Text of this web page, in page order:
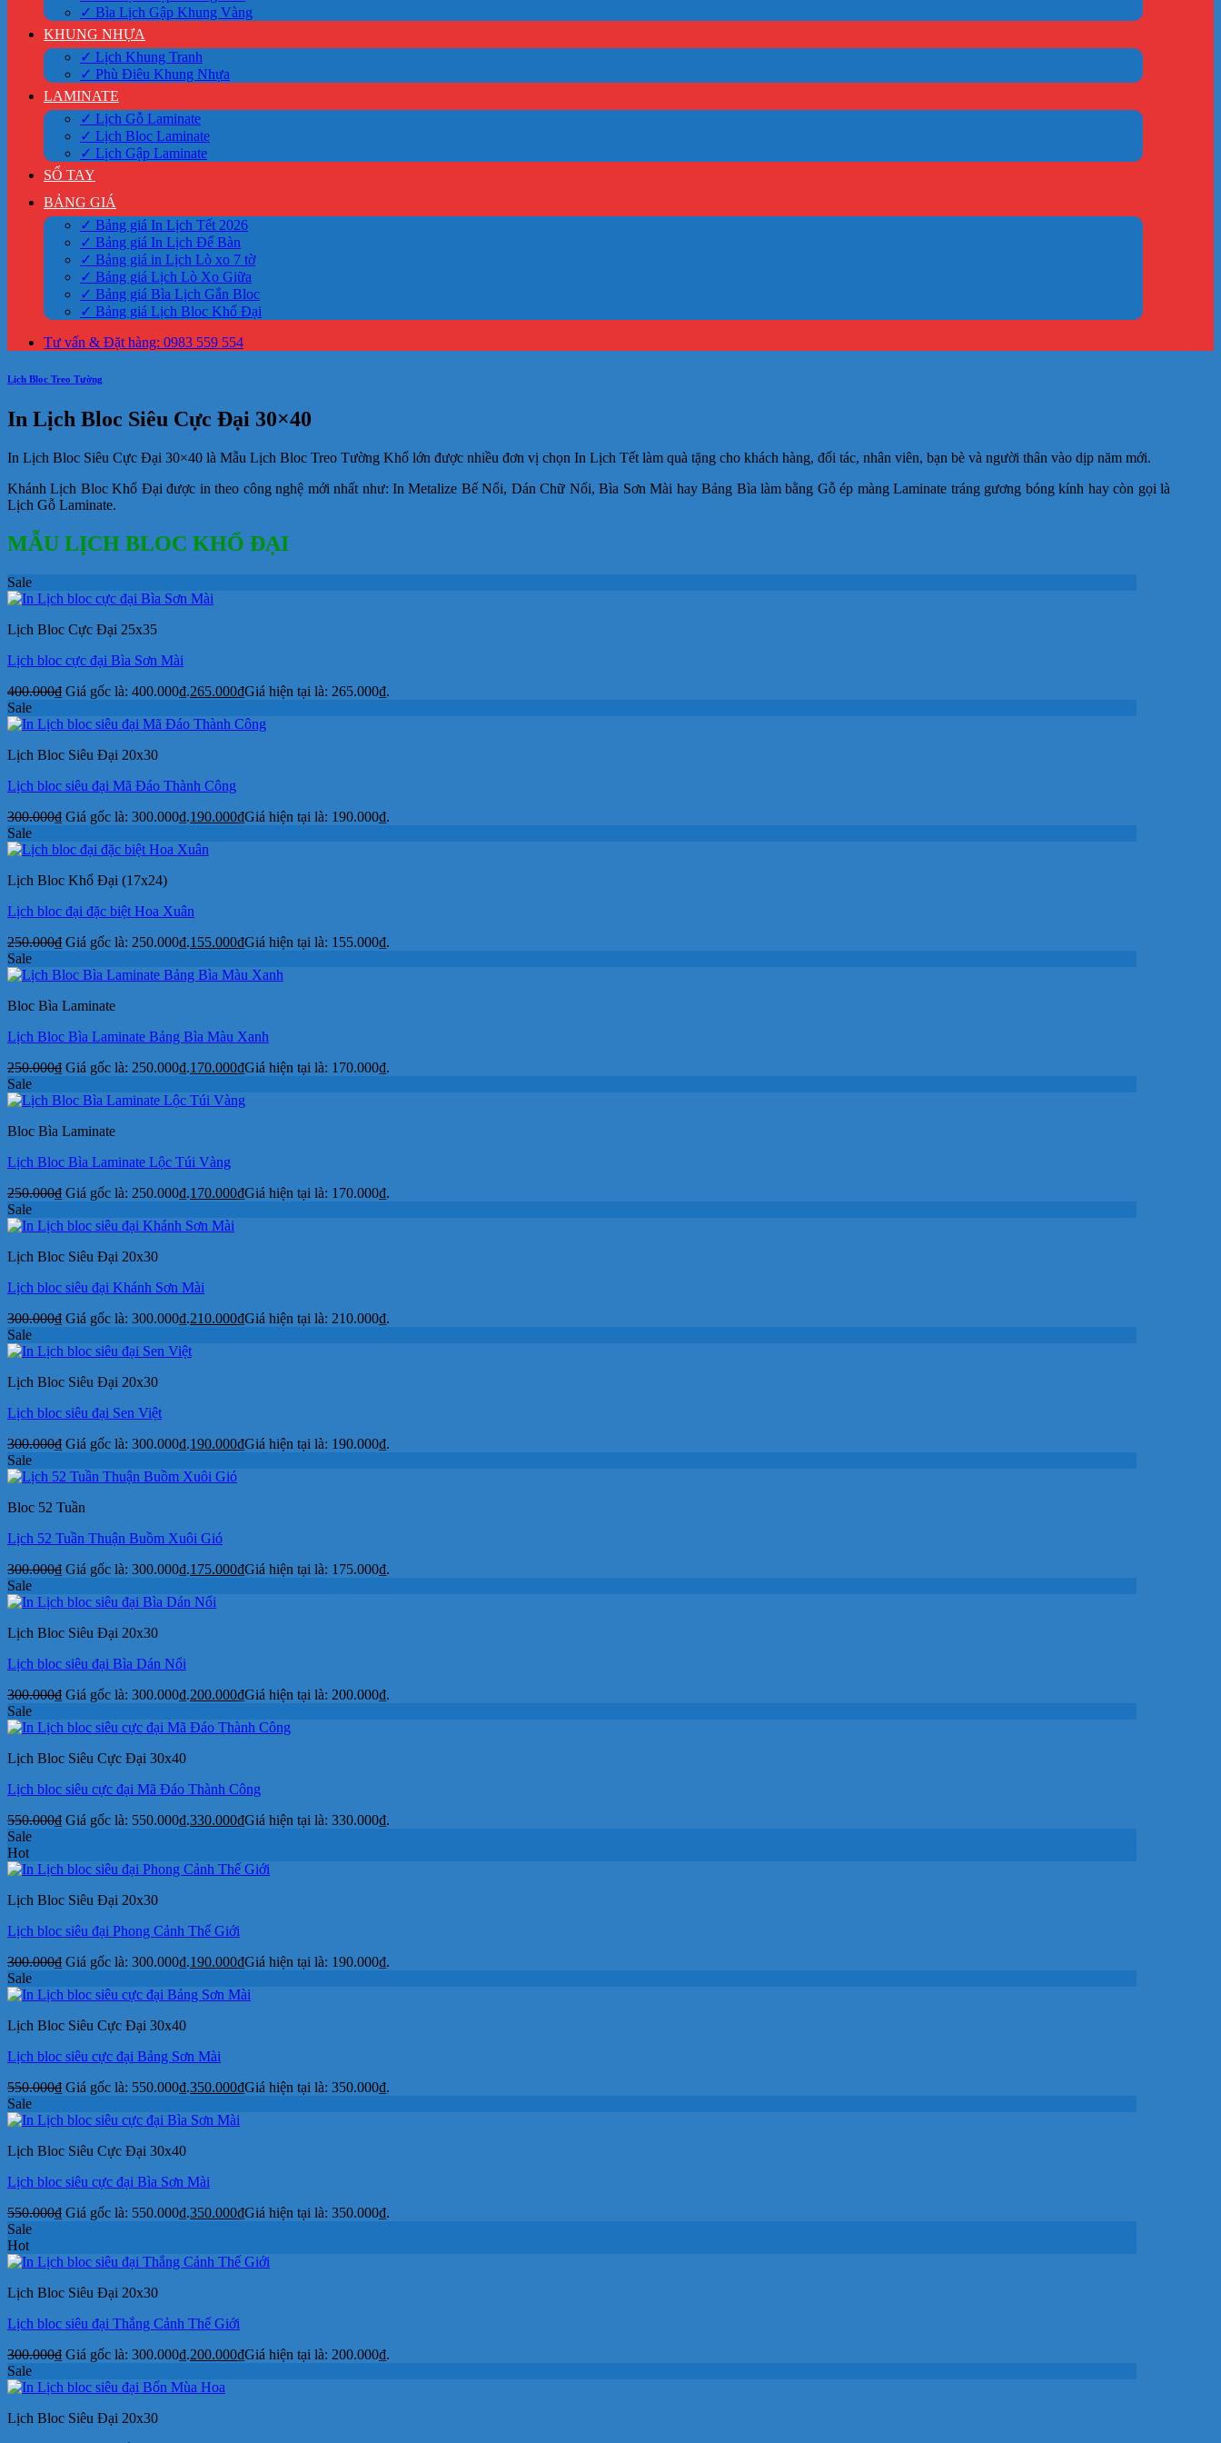
✓ Bìa Lịch Gập Khung Vàng
KHUNG NHỰA
✓ Lịch Khung Tranh
✓ Phù Điêu Khung Nhựa
LAMINATE
✓ Lịch Gỗ Laminate
✓ Lịch Bloc Laminate
✓ Lịch Gập Laminate
SỔ TAY
BẢNG GIÁ
✓ Bảng giá In Lịch Tết 2026
✓ Bảng giá In Lịch Để Bàn
✓ Bảng giá in Lịch Lò xo 7 tờ
✓ Bảng giá Lịch Lò Xo Giữa
✓ Bảng giá Bìa Lịch Gắn Bloc
✓ Bảng giá Lịch Bloc Khổ Đại
Tư vấn & Đặt hàng: 0983 559 554
Lịch Bloc Treo Tường
In Lịch Bloc Siêu Cực Đại 30×40
In Lịch Bloc Siêu Cực Đại 30×40 là Mẫu Lịch Bloc Treo Tường Khổ lớn được nhiều đơn vị chọn In Lịch Tết làm quà tặng cho khách hàng, đối tác, nhân viên, bạn bè và người thân vào dịp năm mới.
Khánh Lịch Bloc Khổ Đại được in theo công nghệ mới nhất như: In Metalize Bế Nổi, Dán Chữ Nổi, Bìa Sơn Mài hay Bảng Bìa làm bằng Gỗ ép màng Laminate tráng gương bóng kính hay còn gọi là
Lịch Gỗ Laminate.
MẪU LỊCH BLOC KHỔ ĐẠI
Sale
Lịch Bloc Cực Đại 25x35
Lịch bloc cực đại Bìa Sơn Mài
400.000₫ Giá gốc là: 400.000₫.265.000₫Giá hiện tại là: 265.000₫.
Sale
Lịch Bloc Siêu Đại 20x30
Lịch bloc siêu đại Mã Đáo Thành Công
300.000₫ Giá gốc là: 300.000₫.190.000₫Giá hiện tại là: 190.000₫.
Sale
Lịch Bloc Khổ Đại (17x24)
Lịch bloc đại đặc biệt Hoa Xuân
250.000₫ Giá gốc là: 250.000₫.155.000₫Giá hiện tại là: 155.000₫.
Sale
Bloc Bìa Laminate
Lịch Bloc Bìa Laminate Bảng Bìa Màu Xanh
250.000₫ Giá gốc là: 250.000₫.170.000₫Giá hiện tại là: 170.000₫.
Sale
Bloc Bìa Laminate
Lịch Bloc Bìa Laminate Lộc Túi Vàng
250.000₫ Giá gốc là: 250.000₫.170.000₫Giá hiện tại là: 170.000₫.
Sale
Lịch Bloc Siêu Đại 20x30
Lịch bloc siêu đại Khánh Sơn Mài
300.000₫ Giá gốc là: 300.000₫.210.000₫Giá hiện tại là: 210.000₫.
Sale
Lịch Bloc Siêu Đại 20x30
Lịch bloc siêu đại Sen Việt
300.000₫ Giá gốc là: 300.000₫.190.000₫Giá hiện tại là: 190.000₫.
Sale
Bloc 52 Tuần
Lịch 52 Tuần Thuận Buồm Xuôi Gió
300.000₫ Giá gốc là: 300.000₫.175.000₫Giá hiện tại là: 175.000₫.
Sale
Lịch Bloc Siêu Đại 20x30
Lịch bloc siêu đại Bìa Dán Nổi
300.000₫ Giá gốc là: 300.000₫.200.000₫Giá hiện tại là: 200.000₫.
Sale
Lịch Bloc Siêu Cực Đại 30x40
Lịch bloc siêu cực đại Mã Đáo Thành Công
550.000₫ Giá gốc là: 550.000₫.330.000₫Giá hiện tại là: 330.000₫.
Sale
Hot
Lịch Bloc Siêu Đại 20x30
Lịch bloc siêu đại Phong Cảnh Thế Giới
300.000₫ Giá gốc là: 300.000₫.190.000₫Giá hiện tại là: 190.000₫.
Sale
Lịch Bloc Siêu Cực Đại 30x40
Lịch bloc siêu cực đại Bảng Sơn Mài
550.000₫ Giá gốc là: 550.000₫.350.000₫Giá hiện tại là: 350.000₫.
Sale
Lịch Bloc Siêu Cực Đại 30x40
Lịch bloc siêu cực đại Bìa Sơn Mài
550.000₫ Giá gốc là: 550.000₫.350.000₫Giá hiện tại là: 350.000₫.
Sale
Hot
Lịch Bloc Siêu Đại 20x30
Lịch bloc siêu đại Thắng Cảnh Thế Giới
300.000₫ Giá gốc là: 300.000₫.200.000₫Giá hiện tại là: 200.000₫.
Sale
Lịch Bloc Siêu Đại 20x30